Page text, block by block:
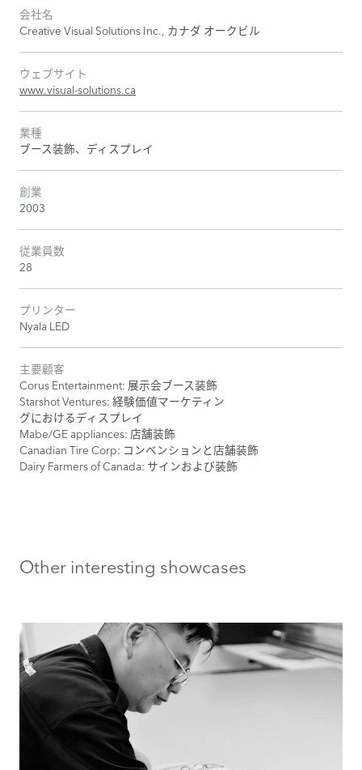
会社名
Creative Visual Solutions Inc., カナダ オークビル
ウェブサイト
www.visual-solutions.ca
業種
ブース装飾、ディスプレイ
創業
2003
従業員数
28
プリンター
Nyala LED
主要顧客
Corus Entertainment: 展示会ブース装飾
Starshot Ventures: 経験価値マーケティン
グにおけるディスプレイ
Mabe/GE appliances: 店舗装飾
Canadian Tire Corp: コンベンションと店舗装飾
Dairy Farmers of Canada: サインおよび装飾
Other interesting showcases